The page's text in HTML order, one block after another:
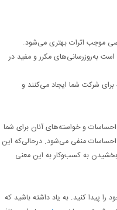
موجب اثرات بهتری می‌شود.
به‌روزرسانی‌های مکرر و مفید در
شرکت شما ایجاد می‌کنند و
و خواسته‌های آنان برای شما
منفی می‌شود. درحالی‌که این
بخشیدن به کسب‌وکار به این معنی
پیدا کنید. به یاد داشته باشید که